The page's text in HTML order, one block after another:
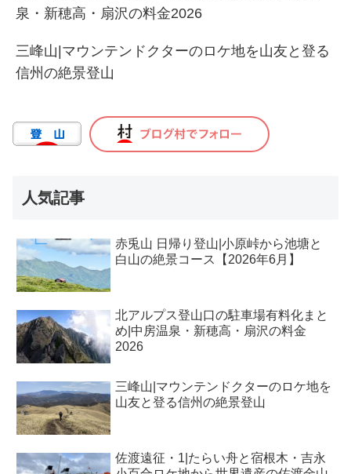
泉・新穂高・扇沢の料金2026
三峰山|マウンテンドクターのロケ地を山友と登る
信州の絶景登山
人気記事
赤兎山 日帰り登山|小原峠から池塘と
白山の絶景コース【2026年6月】
北アルプス登山口の駐車場有料化まと
め|中房温泉・新穂高・扇沢の料金
2026
三峰山|マウンテンドクターのロケ地を
山友と登る信州の絶景登山
佐渡遠征・1|たらい舟と宿根木・吉永